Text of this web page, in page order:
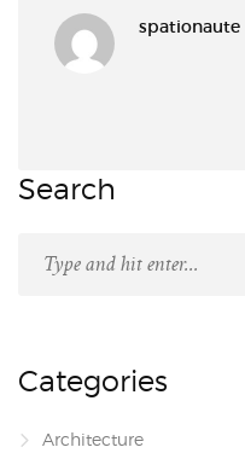
spationaute
Search
Categories
Architecture